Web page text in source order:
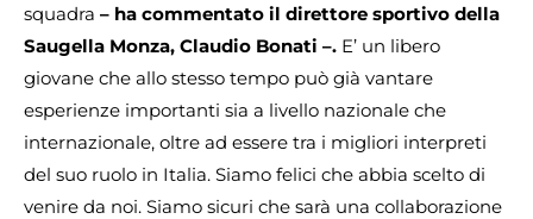
squadra – ha commentato il direttore sportivo della
Saugella Monza, Claudio Bonati –. E’ un libero
giovane che allo stesso tempo può già vantare
esperienze importanti sia a livello nazionale che
internazionale, oltre ad essere tra i migliori interpreti
del suo ruolo in Italia. Siamo felici che abbia scelto di
venire da noi. Siamo sicuri che sarà una collaborazione